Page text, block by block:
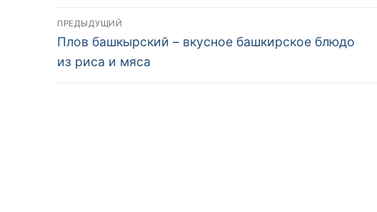
Навигация
по
записям
ПРЕДЫДУЩИЙ
Предыдущая
запись:
Плов башкырский – вкусное башкирское блюдо
из риса и мяса